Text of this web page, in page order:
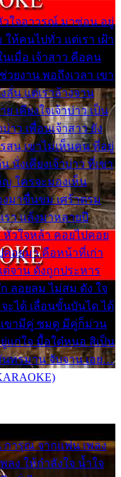
วใจอาวรณ์ มาซ่อน อยู่
ห้คนไปทั่ว แต่เรา เฝ้า
เมื่อ เจ้าสาว คือคน
ยงาน พอถึงเวลา เขา
ลั่น แต่เราล้างจาน
เคียงใจเจ้าบ่าว เป็น
าว เพื่อนเจ้าสาว ยัง
สน เขาไม่เห็นคน ที่อยู่
นั่งเคียงเจ้าบ่าว ที่เขา
ญ ใครจะมองเห็น
งมาขื่นขม เศร้าตรม
รา แล้งมาหลายปี
วใจหล้า คอยไปคอย
คอยมา คือหน้าที่เก่า
จาน ดั่งถูกประหาร
ลอยลม ไม่สม ดัง ใจ
ะได้ เลื่อนขั้นบันได ได้
เขามีคู่ ซมดู มีคู่ก็ม่วน
แก่ใจ มื้อใด๋หนอ สิเป็น
นทรมาน จับจาน เอย…
ารุณ จากแฟน เพลง
ลง ให้กำลังใจ น้ำใจ